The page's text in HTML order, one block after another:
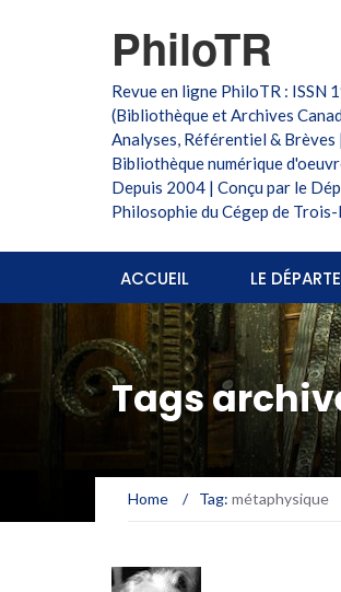
PhiloTR
Revue en ligne PhiloTR : ISSN
(Bibliothèque et Archives
Analyses, Référentiel &
Bibliothèque numérique
Depuis 2004 | Conçu par le
Philosophie du Cégep de
ACCUEIL LE
Tags
Home / Tag: métaphysique